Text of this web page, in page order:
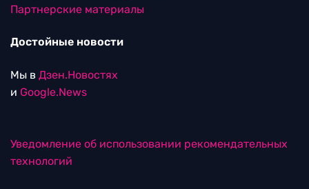
Партнерские материалы
Достойные новости
Мы в Дзен.Новостях
и Google.News
Уведомление об использовании рекомендательных
технологий